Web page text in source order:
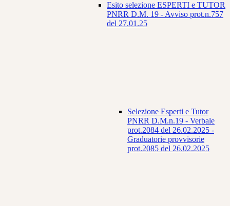
Esito selezione ESPERTI e TUTOR
PNRR D.M. 19 - Avviso prot.n.757
del 27.01.25
Selezione Esperti e Tutor
PNRR D.M.n.19 - Verbale
prot.2084 del 26.02.2025 -
Graduatorie provvisorie
prot.2085 del 26.02.2025